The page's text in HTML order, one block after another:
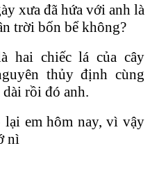
xưa đã hứa với anh là
trời bốn bể không?
hai chiếc lá của cây
thủy định cùng
rồi đó anh.
em hôm nay, vì vậy
nì